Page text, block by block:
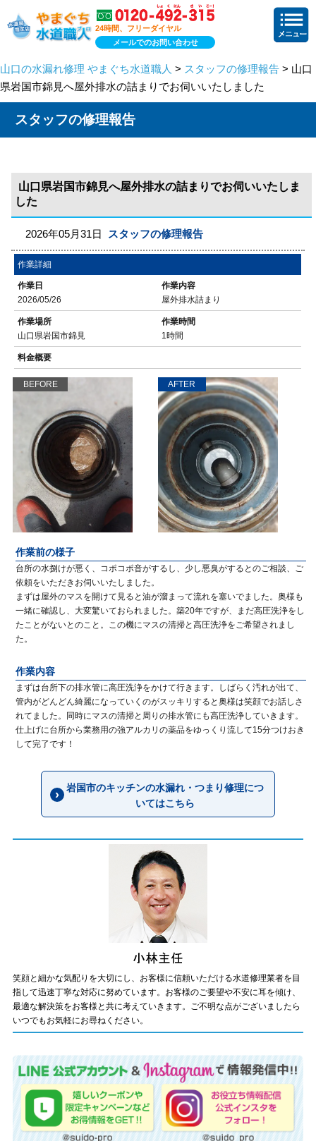
24時間、フリーダイヤル
メールでのお問い合わせ
山口の水漏れ修理 やまぐち水道職人 > スタッフの修理報告 > 山口
県岩国市錦見へ屋外排水の詰まりでお伺いいたしました
スタッフの修理報告
山口県岩国市錦見へ屋外排水の詰まりでお伺いいたしま
した
2026年05月31日 スタッフの修理報告
作業詳細
作業日
2026/05/26
作業内容
屋外排水詰まり
作業場所
山口県岩国市錦見
作業時間
1時間
料金概要
BEFORE AFTER
作業前の様子
台所の水捌けが悪く、コポコポ音がするし、少し悪臭がするとのご相談、ご
依頼をいただきお伺いいたしました。
まずは屋外のマスを開けて見ると油が溜まって流れを塞いでました。奥様も
一緒に確認し、大変驚いておられました。築20年ですが、まだ高圧洗浄をし
たことがないとのこと。この機にマスの清掃と高圧洗浄をご希望されまし
た。
作業内容
まずは台所下の排水管に高圧洗浄をかけて行きます。しばらく汚れが出て、
管内がどんどん綺麗になっていくのがスッキリすると奥様は笑顔でお話しさ
れてました。同時にマスの清掃と周りの排水管にも高圧洗浄していきます。
仕上げに台所から業務用の強アルカリの薬品をゆっくり流して15分つけおき
して完了です！
岩国市のキッチンの水漏れ・つまり修理につ
いてはこちら
笑顔と細かな気配りを大切にし、お客様に信頼いただける水道修理業者を目
指して迅速丁寧な対応に努めています。お客様のご要望や不安に耳を傾け、
最適な解決策をお客様と共に考えていきます。ご不明な点がございましたら
いつでもお気軽にお尋ねください。